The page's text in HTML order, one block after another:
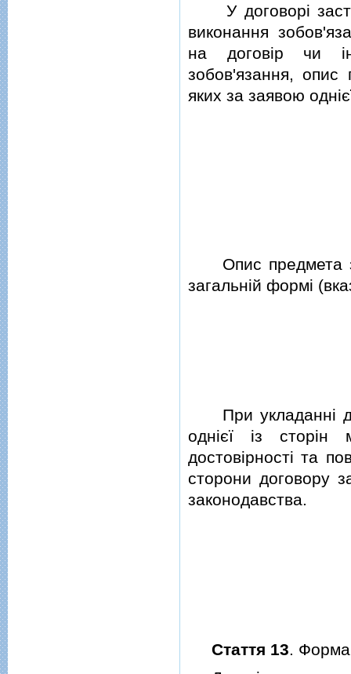
У договорi
виконання
на договiр чи
зобов'язання,
яких за заявою
Опис предмета
загальнiй формi
При укладаннi
однiєї iз сторiн
достовiрностi та
сторони договору
законодавства.
Стаття 13. Форма